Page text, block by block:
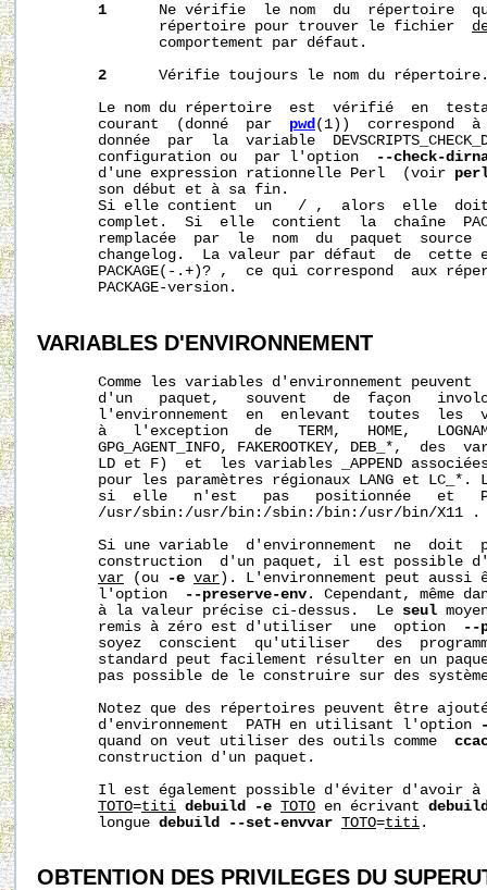
1
Ne vérifie  le nom  du  répertoire
              répertoire pour trouver le fichier
              comportement par défaut.
2
Vérifie toujours le nom du
Le nom du répertoire  est  vérifié  en
       courant  (donné  par
pwd (1))  correspond
donnée  par  la  variable
       configuration ou  par l'option
--check-
       d'une expression rationnelle Perl  (voir
       son début et à sa fin.
Si elle contient  un   / ,  alors  elle
complet.  Si  elle  contient  la  chaîne
remplacée  par  le  nom  du  paquet  source
changelog.  La valeur par défaut  de  cette
PACKAGE(-.+)? ,  ce qui correspond  aux
       PACKAGE-version.
VARIABLES D'ENVIRONNEMENT
Comme les variables d'environnement peuvent
d'un   paquet,   souvent   de  façon
l'environnement  en  enlevant  toutes  les
à   l'exception   de   TERM,   HOME,
GPG_AGENT_INFO, FAKEROOTKEY, DEB_*,  des
LD et F)  et  les variables _APPEND
pour les paramètres régionaux LANG et LC_*.
si  elle   n'est   pas   positionnée   et
       /usr/sbin:/usr/bin:/sbin:/bin:/usr/bin/X11 .
Si une variable  d'environnement  ne  doit
construction  d'un paquet, il est possible
var (ou -e var). L'environnement peut
       l'option
--preserve-env . Cependant, même
       à la valeur précise ci-dessus.  Le
seul
       remis à zéro est d'utiliser  une  option
--
soyez  conscient  qu'utiliser   des
standard peut facilement résulter en un
pas possible de le construire sur des
Notez que des répertoires peuvent être
       d'environnement  PATH en utilisant l'option
       quand on veut utiliser des outils comme
       construction d'un paquet.
Il est également possible d'éviter d'avoir
TOTO=titi debuild -e TOTO en écrivant
       longue
debuild --set-envvar TOTO=titi .
OBTENTION DES PRIVILEGES DU